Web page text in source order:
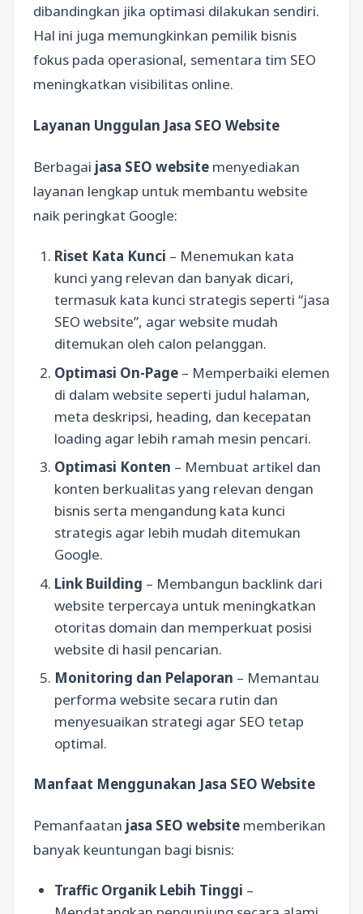
dibandingkan jika optimasi dilakukan sendiri.
Hal ini juga memungkinkan pemilik bisnis
fokus pada operasional, sementara tim SEO
meningkatkan visibilitas online.
Layanan Unggulan Jasa SEO Website
Berbagai jasa SEO website menyediakan
layanan lengkap untuk membantu website
naik peringkat Google:
Riset Kata Kunci – Menemukan kata
kunci yang relevan dan banyak dicari,
termasuk kata kunci strategis seperti “jasa
SEO website”, agar website mudah
ditemukan oleh calon pelanggan.
Optimasi On-Page– Memperbaiki elemen
di dalam website seperti judul halaman,
meta deskripsi, heading, dan kecepatan
loading agar lebih ramah mesin pencari.
Optimasi Konten – Membuat artikel dan
konten berkualitas yang relevan dengan
bisnis serta mengandung kata kunci
strategis agar lebih mudah ditemukan
Google.
Link Building – Membangun backlink dari
website terpercaya untuk meningkatkan
otoritas domain dan memperkuat posisi
website di hasil pencarian.
Monitoring dan Pelaporan – Memantau
performa website secara rutin dan
menyesuaikan strategi agar SEO tetap
optimal.
Manfaat Menggunakan Jasa SEO Website
Pemanfaatan jasa SEO website memberikan
banyak keuntungan bagi bisnis:
Traffic Organik Lebih Tinggi –